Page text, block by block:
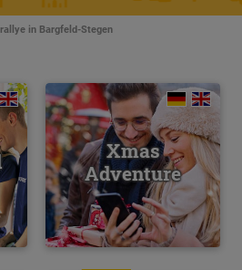
in Bargfeld-Stegen
Xmas
Adventure